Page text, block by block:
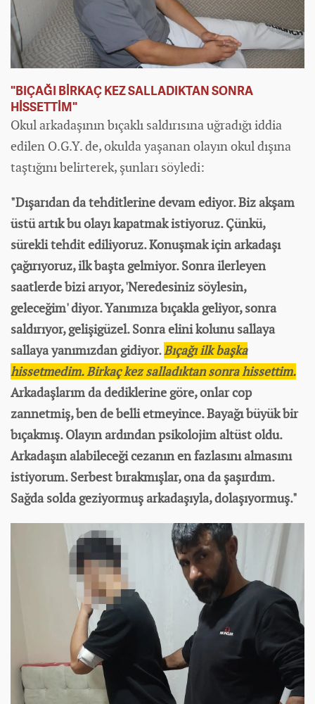
"BIÇAĞI BİRKAÇ KEZ SALLADIKTAN SONRA
HİSSETTİM"
Okul arkadaşının bıçaklı saldırısına uğradığı iddia
edilen O.G.Y. de, okulda yaşanan olayın okul dışına
taştığını belirterek, şunları söyledi:
"Dışarıdan da tehditlerine devam ediyor. Biz akşam
üstü artık bu olayı kapatmak istiyoruz. Çünkü,
sürekli tehdit ediliyoruz. Konuşmak için arkadaşı
çağırıyoruz, ilk başta gelmiyor. Sonra ilerleyen
saatlerde bizi arıyor, 'Neredesiniz söylesin,
geleceğim' diyor. Yanımıza bıçakla geliyor, sonra
saldırıyor, gelişigüzel. Sonra elini kolunu sallaya
sallaya yanımızdan gidiyor.Bıçağı ilk başka
hissetmedim. Birkaç kez salladıktan sonra hissettim.
Arkadaşlarım da dediklerine göre, onlar cop
zannetmiş, ben de belli etmeyince. Bayağı büyük bir
bıçakmış. Olayın ardından psikolojim altüst oldu.
Arkadaşın alabileceği cezanın en fazlasını almasını
istiyorum. Serbest bırakmışlar, ona da şaşırdım.
Sağda solda geziyormuş arkadaşıyla, dolaşıyormuş."